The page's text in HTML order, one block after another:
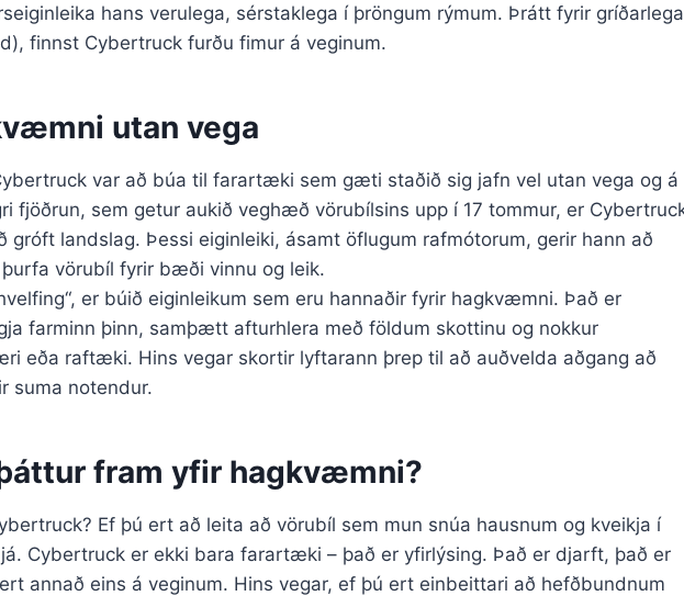
hans verulega, sérstaklega í þröngum rýmum. Þrátt fyrir gríðarlega
finnst Cybertruck furðu fimur á veginum.
utan vega
var að búa til farartæki sem gæti staðið sig jafn vel utan vega og á
fjöðrun, sem getur aukið veghæð vörubílsins upp í 17 tommur, er
landslag. Þessi eiginleiki, ásamt öflugum rafmótorum, gerir hann að
vörubíl fyrir bæði vinnu og leik.
er búið eiginleikum sem eru hannaðir fyrir hagkvæmni. Það er
farminn þinn, samþætt afturhlera með földum skottinu og nokkur
eða raftæki. Hins vegar skortir lyftarann ​​þrep til að auðvelda aðgang að
suma notendur.
fram yfir hagkvæmni?
Ef þú ert að leita að vörubíl sem mun snúa hausnum og kveikja í
Cybertruck er ekki bara farartæki – það er yfirlýsing. Það er djarft, það er
annað eins á veginum. Hins vegar, ef þú ert einbeittari að hefðbundnum